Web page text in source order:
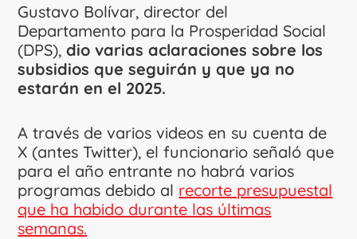
Gustavo Bolívar, director del
Departamento para la Prosperidad Social
(DPS), dio varias aclaraciones sobre los
subsidios que seguirán y que ya no
estarán en el 2025.
A través de varios videos en su cuenta de
X (antes Twitter), el funcionario señaló que
para el año entrante no habrá varios
programas debido al recorte presupuestal
que ha habido durante las últimas
semanas.